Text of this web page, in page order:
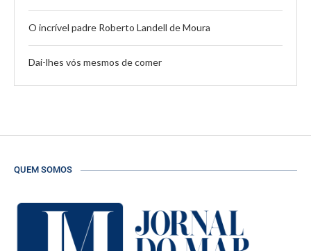
O incrível padre Roberto Landell de Moura
Dai-lhes vós mesmos de comer
QUEM SOMOS